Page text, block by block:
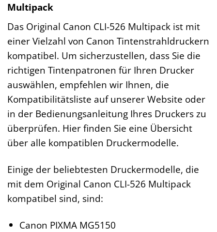
Multipack
Das Original Canon CLI-526 Multipack ist mit
einer Vielzahl von Canon Tintenstrahldruckern
kompatibel. Um sicherzustellen, dass Sie die
richtigen Tintenpatronen für Ihren Drucker
auswählen, empfehlen wir Ihnen, die
Kompatibilitätsliste auf unserer Website oder
in der Bedienungsanleitung Ihres Druckers zu
überprüfen. Hier finden Sie eine Übersicht
über alle kompatiblen Druckermodelle.
Einige der beliebtesten Druckermodelle, die
mit dem Original Canon CLI-526 Multipack
kompatibel sind, sind:
Canon PIXMA MG5150